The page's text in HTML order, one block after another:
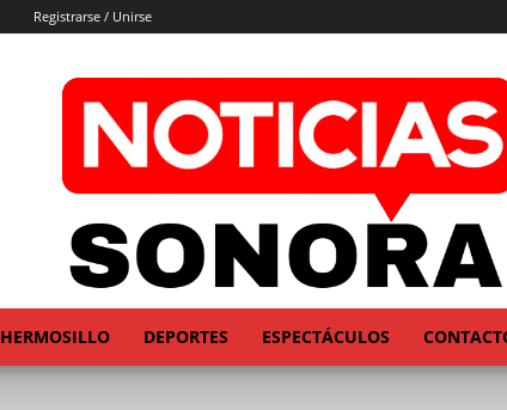
Registrarse / Unirse
HERMOSILLO DEPORTES ESPECTÁCULOS